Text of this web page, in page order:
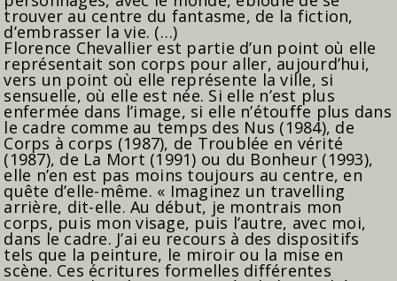
trouver au centre du fantasme, de la fiction,
d’embrasser la vie. (…)
Florence Chevallier est partie d’un point où elle
représentait son corps pour aller, aujourd’hui,
vers un point où elle représente la ville, si
sensuelle, où elle est née. Si elle n’est plus
enfermée dans l’image, si elle n’étouffe plus dans
le cadre comme au temps des Nus (1984), de
Corps à corps (1987), de Troublée en vérité
(1987), de La Mort (1991) ou du Bonheur (1993),
elle n’en est pas moins toujours au centre, en
quête d’elle-même. « Imaginez un travelling
arrière, dit-elle. Au début, je montrais mon
corps, puis mon visage, puis l’autre, avec moi,
dans le cadre. J’ai eu recours à des dispositifs
tels que la peinture, le miroir ou la mise en
scène. Ces écritures formelles différentes